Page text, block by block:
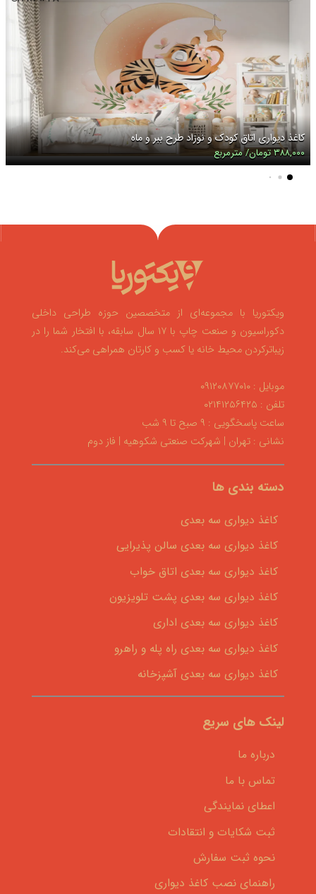
کاغذ دیواری اتاق کودک و نوزاد طرح ببر و ماه
۳۸۸,۰۰۰ تومان/ مترمربع
ویکتوریا با مجموعه‌ای از متخصصین حوزه طراحی داخلی
دکوراسیون و صنعت چاپ با ۱۷ سال سابقه، با افتخار شما را در
زیباترکردن محیط خانه یا کسب و کارتان همراهی می‌کند.
موبایل : ۰۹۱۲۰۸۷۷۰۱۰
تلفن : ۰۲۱۴۱۲۵۶۴۲۵
ساعت پاسخگویی : ۹ صبح تا ۹ شب
نشانی : تهران | شهرکت صنعتی شکوهیه | فاز دوم
دسته بندی ها
کاغذ دیواری سه بعدی
کاغذ دیواری سه بعدی سالن پذیرایی
کاغذ دیواری سه بعدی اتاق خواب
کاغذ دیواری سه بعدی پشت تلویزیون
کاغذ دیواری سه بعدی اداری
کاغذ دیواری سه بعدی راه پله و راهرو
کاغذ دیواری سه بعدی آشپزخانه
لینک های سریع
درباره ما
تماس با ما
اعطای نمایندگی
ثبت شکایات و انتقادات
نحوه ثبت سفارش
راهنمای نصب کاغذ دیواری